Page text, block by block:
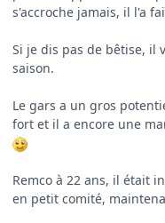
s'accroche jamais, il l'a
Si je dis pas de bêtise, il
saison.
Le gars a un gros
fort et il a encore une
Remco à 22 ans, il était
en petit comité,